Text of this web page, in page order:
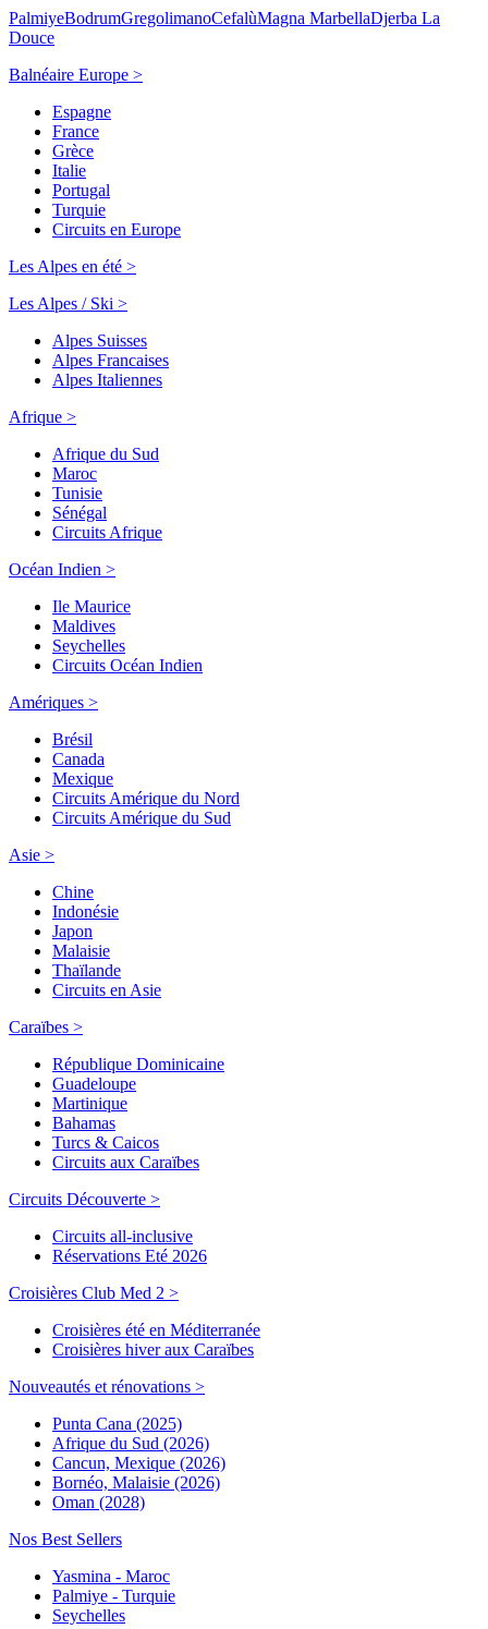
PalmiyeBodrumGregolimanoCefalùMagna MarbellaDjerba La
Douce
Balnéaire Europe >
Espagne
France
Grèce
Italie
Portugal
Turquie
Circuits en Europe
Les Alpes en été >
Les Alpes / Ski >
Alpes Suisses
Alpes Francaises
Alpes Italiennes
Afrique >
Afrique du Sud
Maroc
Tunisie
Sénégal
Circuits Afrique
Océan Indien >
Ile Maurice
Maldives
Seychelles
Circuits Océan Indien
Amériques >
Brésil
Canada
Mexique
Circuits Amérique du Nord
Circuits Amérique du Sud
Asie >
Chine
Indonésie
Japon
Malaisie
Thaïlande
Circuits en Asie
Caraïbes >
République Dominicaine
Guadeloupe
Martinique
Bahamas
Turcs & Caicos
Circuits aux Caraïbes
Circuits Découverte >
Circuits all-inclusive
Réservations Eté 2026
Croisières Club Med 2 >
Croisières été en Méditerranée
Croisières hiver aux Caraïbes
Nouveautés et rénovations >
Punta Cana (2025)
Afrique du Sud (2026)
Cancun, Mexique (2026)
Bornéo, Malaisie (2026)
Oman (2028)
Nos Best Sellers
Yasmina - Maroc
Palmiye - Turquie
Seychelles